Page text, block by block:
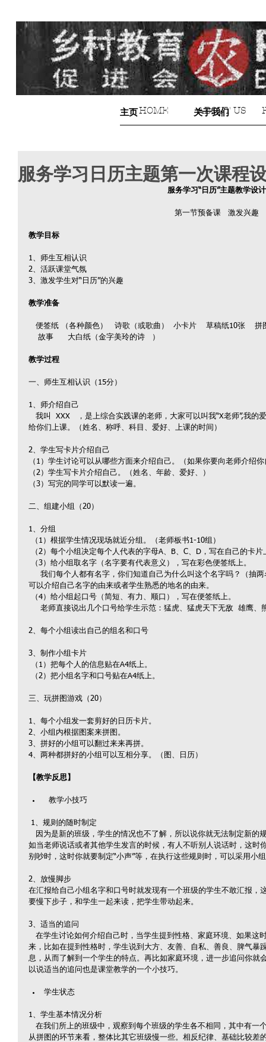
主页 关于我们
HOME ABOUT US
服务学习日历主题第一次课程
服务学习“日历”主题教学设计
第一节预备课   激发兴趣
教学目标
1、师生互相认识
2、活跃课堂气氛
3、激发学生对“日历”的兴趣
教学准备
便签纸 （各种颜色）   诗歌（或歌曲）  小卡片    草稿纸10张
    故事      大白纸（金字美玲的诗   ）
教学过程
一、师生互相认识（15分）
1、师介绍自己
给你们上课。（姓名、称呼、科目、爱好、上课的时间）
2、学生写卡片介绍自己
（1）学生讨论可以从哪些方面来介绍自己。（如果你要向老师介绍
（2）学生写卡片介绍自己。（姓名、年龄、爱好、）
（3）写完的同学可以默读一遍。
二、组建小组（20）
1、分组
（1）根据学生情况现场就近分组。（老师板书1-10组）
（2）每个小组决定每个人代表的字母A、B、C、D，写在自己的卡片
（3）给小组取名字（名字要有代表意义），写在彩色便签纸上。
可以介绍自己名字的由来或者学生熟悉的地名的由来。
（4）给小组起口号（简短、有力、顺口），写在便签纸上。
老师直接说出几个口号给学生示范：猛虎、猛虎天下无敌  雄鹰
2、每个小组读出自己的组名和口号
3、制作小组卡片
（1）把每个人的信息贴在A4纸上。
（2）把小组名字和口号贴在A4纸上。
三、玩拼图游戏（20）
1、每个小组发一套剪好的日历卡片。
2、小组内根据图案来拼图。
3、拼好的小组可以翻过来来再拼。
4、两种都拼好的小组可以互相分享。（图、日历）
【教学反思】
  教学小技巧
1、规则的随时制定
如当老师说话或者其他学生发言的时候，有人不听别人说话时，这时
别吵时，这时你就要制定“小声”等，在执行这些规则时，可以采用小
2、放慢脚步
在汇报给自己小组名字和口号时就发现有一个班级的学生不敢汇报，
要慢下步子，和学生一起来读，把学生带动起来。
3、适当的追问
来，比如在提到性格时，学生说到大方、友善、自私、善良、脾气暴
息，从而了解到一个学生的特点。再比如家庭环境，进一步追问你就
以说适当的追问也是课堂教学的一个小技巧。
学生状态
1、学生基本情况分析
从拼图的环节来看，整体比其它班级慢一些。相反纪律、基础比较差